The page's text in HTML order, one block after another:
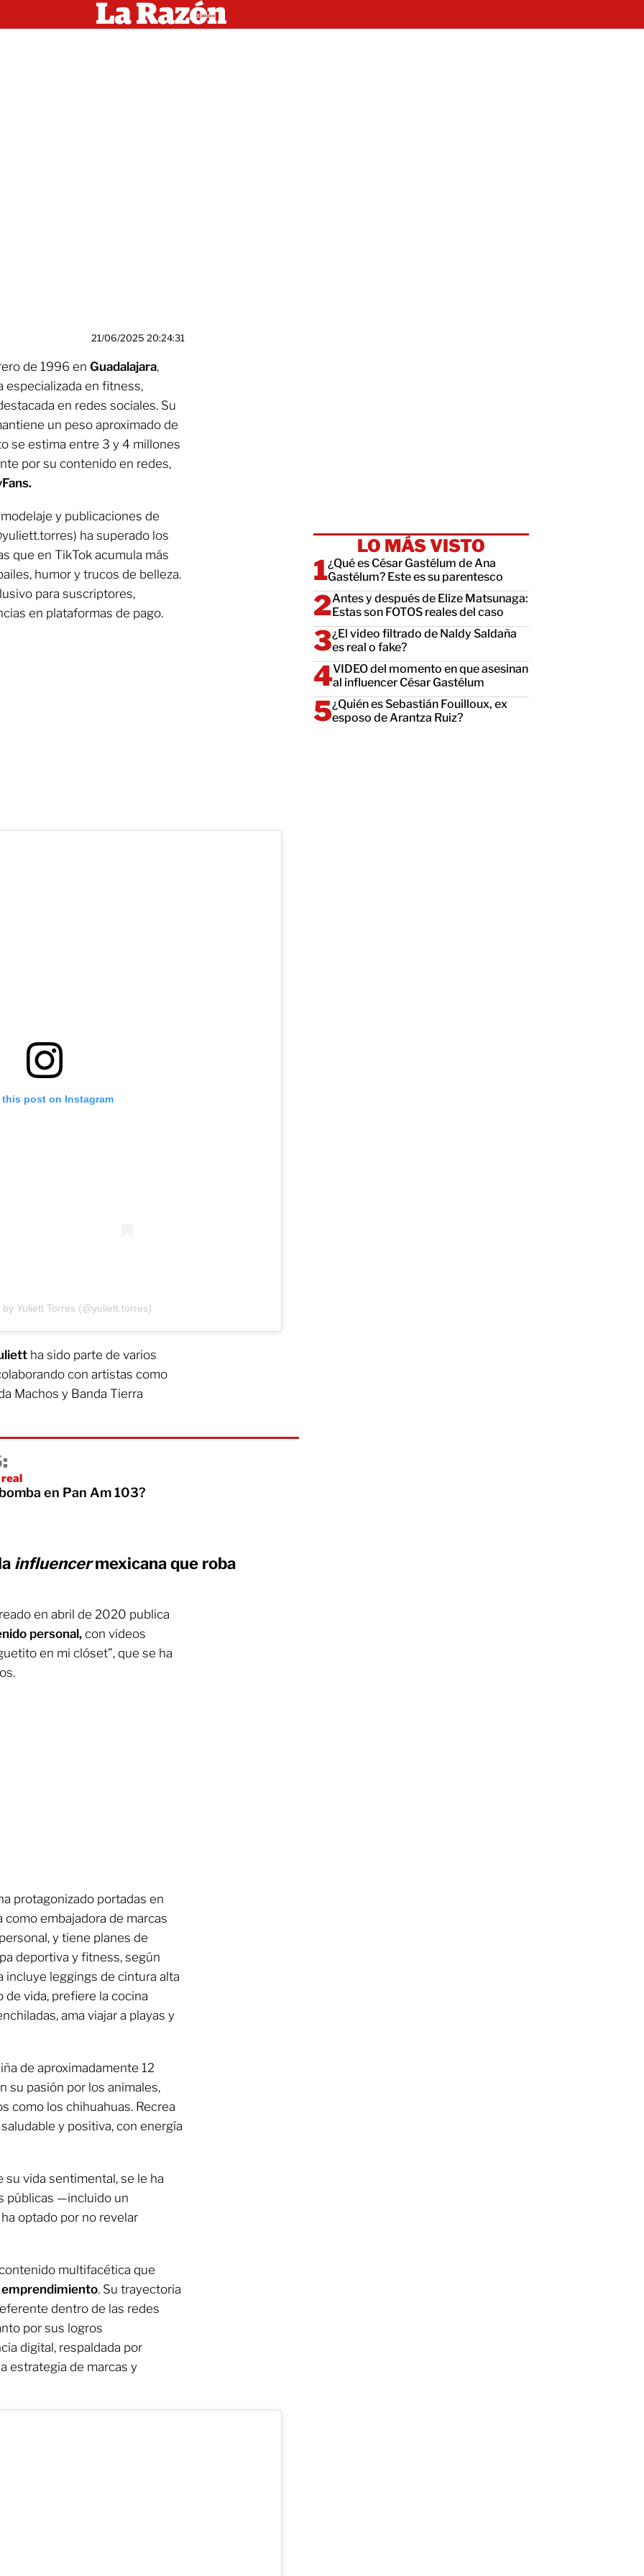
21/06/2025 20:24:31
de 1996 en Guadalajara,
especializada en fitness,
en redes sociales. Su
un peso aproximado de
se estima entre 3 y 4 millones
por su contenido en redes,
y publicaciones de
ha superado los
que en TikTok acumula más
humor y trucos de belleza.
para suscriptores,
en plataformas de pago.
this post on Instagram
Yuliett Torres (@yuliett.torres)
ha sido parte de varios
con artistas como
Machos y Banda Tierra
real
en Pan Am 103?
influencermexicana que roba
en abril de 2020 publica
personal, con videos
en mi clóset”, que se ha
protagonizado portadas en
embajadora de marcas
y tiene planes de
deportiva y fitness, según
incluye leggings de cintura alta
vida, prefiere la cocina
ama viajar a playas y
de aproximadamente 12
su pasión por los animales,
como los chihuahuas. Recrea
y positiva, con energía
vida sentimental, se le ha
públicas —incluido un
optado por no revelar
multifacética que
. Su trayectoria
dentro de las redes
por sus logros
digital, respaldada por
estrategia de marcas y
LO MÁS VISTO
¿Qué es César Gastélum de Ana
Gastélum? Este es su parentesco
Antes y después de Elize Matsunaga:
Estas son FOTOS reales del caso
¿El video filtrado de Naldy Saldaña
es real o fake?
VIDEO del momento en que asesinan
al influencer César Gastélum
¿Quién es Sebastián Fouilloux, ex
esposo de Arantza Ruiz?